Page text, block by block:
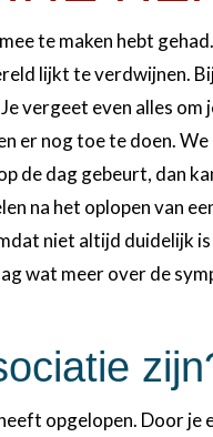
te maken hebt
lijkt te verdwijnen.
vergeet even alles om
er nog toe te doen.
de dag gebeurt, dan
na het oplopen van
niet altijd duidelijk
wat meer over de
opgelopen. Door je